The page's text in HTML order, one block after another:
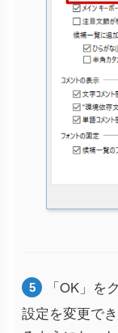
「OK」を
設定を変更で